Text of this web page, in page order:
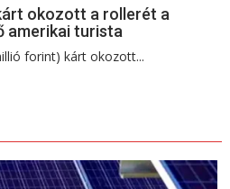
okozott a rollerét a
amerikai turista
forint) kárt okozott...